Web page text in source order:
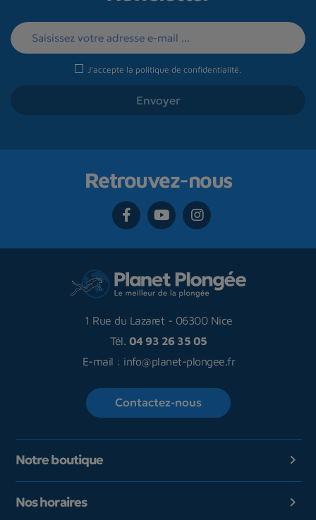
J'accepte la politique de confidentialité
Retrouvez-nous
1 Rue du Lazaret - 06300 Nice
Tél. 04 93 26 35 05
E-mail : info@planet-plongee.fr
Contactez-nous
Notre boutique 
Nos horaires 